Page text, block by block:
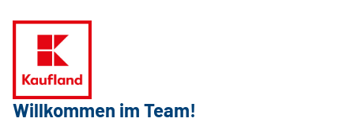
Willkommen im Team!